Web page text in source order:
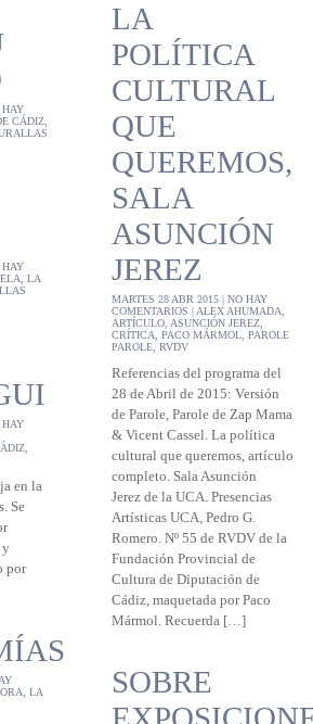
HAY
CÁDIZ
HAY
LA
HAY
en la
Se
y
por
LA
LA
POLÍTICA
CULTURAL
QUE
QUEREMOS,
SALA
ASUNCIÓN
JEREZ
MARTES 28 ABR 2015 | NO HAY
COMENTARIOS | ALEX AHUMADA
ARTÍCULO ASUNCIÓN JEREZ
CRÍTICA
PACO MÁRMOL PAROLE
PAROLE RVDV
Referencias del programa del
28 de Abril de 2015: Versión
de Parole, Parole de Zap Mama
& Vicent Cassel. La política
cultural que queremos, artículo
completo. Sala Asunción
Jerez de la UCA. Presencias
Artísticas UCA, Pedro G.
Romero. Nº 55 de RVDV de la
Fundación Provincial de
Cultura de Diputación de
Cádiz, maquetada por Paco
Mármol. Recuerda […]
SOBRE